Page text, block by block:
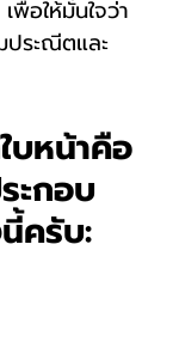
อให้มั่นใจว่า
ระณีตและ
หน้าคือ
ะกอบ
ครับ: